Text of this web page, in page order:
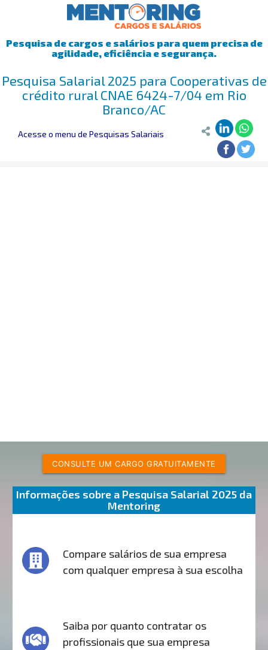
Pesquisa de cargos e salários para quem precisa de
agilidade, eficiência e segurança.
Pesquisa Salarial 2025 para Cooperativas de
crédito rural CNAE 6424-7/04 em Rio
Branco/AC
Acesse o menu de Pesquisas Salariais
CONSULTE UM CARGO GRATUITAMENTE
Informações sobre a Pesquisa Salarial 2025 da
Mentoring
Compare salários de sua empresa
com qualquer empresa à sua escolha
Saiba por quanto contratar os
profissionais que sua empresa